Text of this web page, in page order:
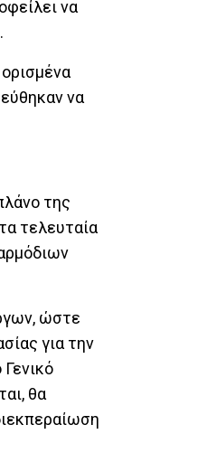
να
να
της
τελευταία
ώστε
για την
θα